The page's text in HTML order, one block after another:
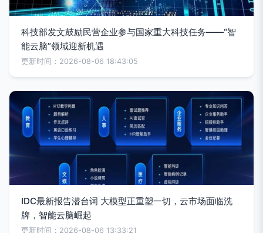
科技部发文鼓励民营企业参与国家重大科技任务——“智
能云脑”领域迎新机遇
更新时间：2026-08-06 18:43:05
IDC最新报告潜台词 大模型正重塑一切，云市场面临洗
牌，智能云脑崛起
更新时间：2026-08-06 13:33:21